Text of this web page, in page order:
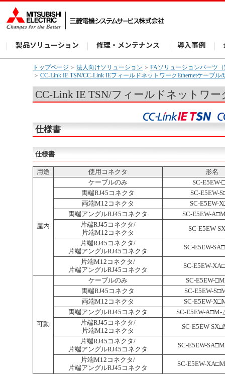
製品ソリューション 修理・メンテナンス 導入事例
トップページ 法人向けソリューション
FAソリューションパーツ
CC-Link IE TSN/CC-Link IEフィールドネットワークEthernetケーブ
CC-Link IE TSN/フィールドネットワー
仕様書
仕様書
用途 使用コネクタ 形名
屋内
ケーブルのみ
SC-E5EW-
両端RJ45コネクタ
SC-E5EW-
両端M12コネクタ
SC-E5EW-
両端アングルRJ45コネクタ
SC-E5EW-
片端RJ45コネクタ/
片端M12コネクタ
SC-E5EW-
片端RJ45コネクタ/
片端アングルRJ45コネクタ
SC-E5EW-
片端M12コネクタ/
片端アングルRJ45コネクタ
SC-E5EW-
可動
ケーブルのみ
SC-E5EW-
両端RJ45コネクタ
SC-E5EW-
両端M12コネクタ
SC-E5EW-
両端アングルRJ45コネクタ
SC-E5EW-
片端RJ45コネクタ/
片端M12コネクタ
SC-E5EW-
片端RJ45コネクタ/
片端アングルRJ45コネクタ
SC-E5EW-
片端M12コネクタ/
片端アングルRJ45コネクタ
SC-E5EW-